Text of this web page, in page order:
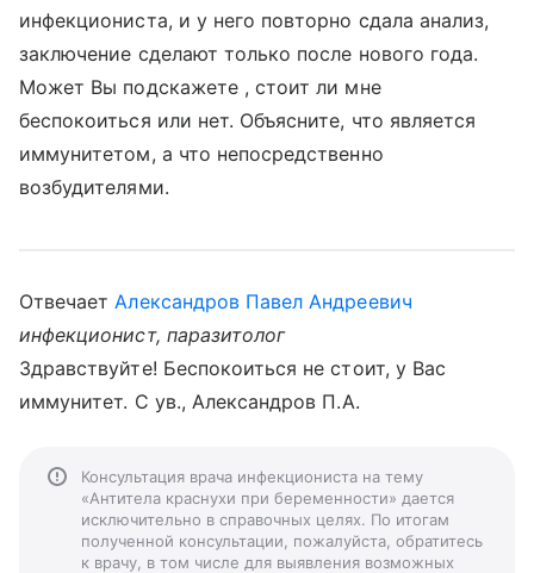
инфекциониста, и у него повторно сдала анализ,
заключение сделают только после нового года.
Может Вы подскажете , стоит ли мне
беспокоиться или нет. Объясните, что является
иммунитетом, а что непосредственно
возбудителями.
ОтвечаетАлександров Павел Андреевич
инфекционист, паразитолог
Здравствуйте! Беспокоиться не стоит, у Вас
иммунитет. С ув., Александров П.А.
Консультация врача инфекциониста на тему
«Антитела краснухи при беременности» дается
исключительно в справочных целях. По итогам
полученной консультации, пожалуйста, обратитесь
к врачу, в том числе для выявления возможных